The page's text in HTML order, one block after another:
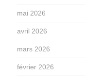
mai 2026
avril 2026
mars 2026
février 2026